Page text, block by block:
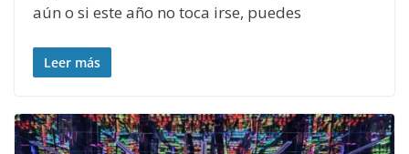
aún o si este año no toca irse, puedes
Leer más